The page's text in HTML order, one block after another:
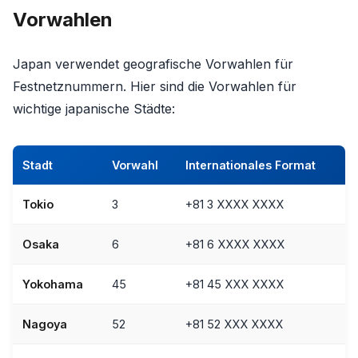
Vorwahlen
Japan verwendet geografische Vorwahlen für
Festnetznummern. Hier sind die Vorwahlen für
wichtige japanische Städte:
Stadt Vorwahl Internationales Format
Tokio 3 +81 3 XXXX XXXX
Osaka 6 +81 6 XXXX XXXX
Yokohama 45 +81 45 XXX XXXX
Nagoya 52 +81 52 XXX XXXX